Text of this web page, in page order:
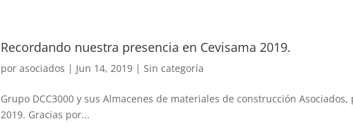
Recordando nuestra presencia en Cevisama 2019.
por asociados | Jun 14, 2019| Sin categoría
Grupo DCC3000 y sus Almacenes de materiales de construcción
2019. Gracias por...